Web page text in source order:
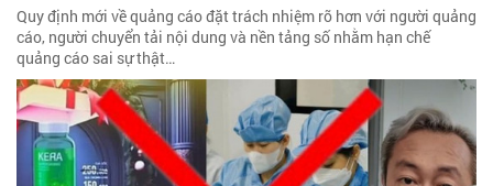
Quy định mới về quảng cáo đặt trách nhiệm rõ hơn với người quảng
cáo, người chuyển tải nội dung và nền tảng số nhằm hạn chế
quảng cáo sai sự thật…